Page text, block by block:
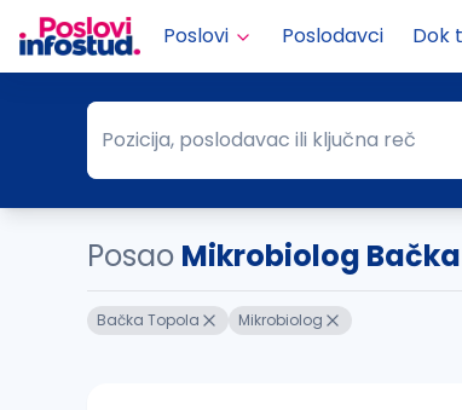
Poslovi Poslodavci Dok
Pozicija, poslodavac ili ključna reč
Pozicija, poslodavac ili ključna reč
Posao Mikrobiolog
Bačka Topola Mikrobiolog